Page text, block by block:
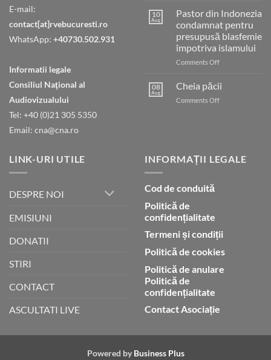
E-mail:
contact[at]rvebucuresti.ro
WhatsApp: +40730.502.931
Informatii legale
Consiliul Naţional al
Audiovizualului
Tel: +40 (0)21 305 5350
Email: cna@cna.ro
din
Algeria
continuă
să
se
închine
afara
legii
10
Aug
Pastor din Indonezia
condamnat pentru
presupusă blasfemie
împotriva islamului
Comments Offon
din
Indonezia
condamnat
08
Aug
Cheia păcii
Comments Offon
LINK-URI UTILE
DESPRE NOI
EMISIUNI
DONATII
STIRI
CONTACT
ASCULTATI LIVE
INFORMAȚII LEGALE
Cod de conduită
Politică de
confidențialitate
Termeni și condiții
Politică de cookies
Politică de anulare
Politică de
confidențialitate
Contact Asociație
Powered by Business Plus